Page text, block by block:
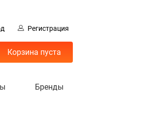
Регистрация
Корзина пуста
Бренды